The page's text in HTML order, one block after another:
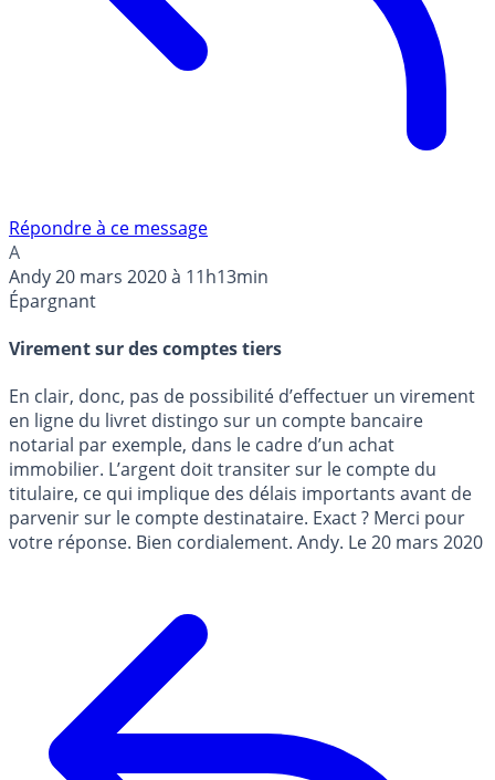
Répondre à ce message
A
Andy20 mars 2020 à 11h13min
Épargnant
Virement sur des comptes tiers
En clair, donc, pas de possibilité d’effectuer un virement
en ligne du livret distingo sur un compte bancaire
notarial par exemple, dans le cadre d’un achat
immobilier. L’argent doit transiter sur le compte du
titulaire, ce qui implique des délais importants avant de
parvenir sur le compte destinataire. Exact ? Merci pour
votre réponse. Bien cordialement. Andy. Le 20 mars 2020